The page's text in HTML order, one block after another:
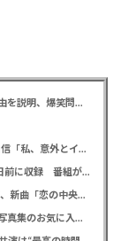
山崎怜奈 「サンジャポ」生出演で“妊娠”のみ公表の理由を説明、爆笑問題には「お祝い待ってます」
SKE48 太田彩夏 デビュー12年目で初の写真集発売に自信「私、意外とイイ！」、勝負カットはベッド上のヌーディーな姿
山田五郎さん 「アド街ック天国」最後の出演、死去6日前に収録 番組が感謝「天国の五郎さんへ」
MATSURI 2度目の全国ツアー開幕でファン2000人熱狂、新曲「恋の中央線」も初披露「この曲で売れたいよ！」
FANTASTICS 佐藤大樹 6年ぶり写真集は台湾で撮影、写真集のお気に入りカットは「両親に見られるの恥ずかしい」